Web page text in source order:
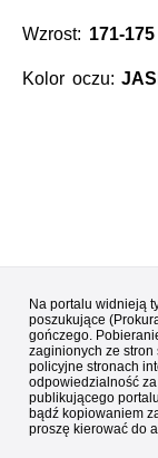
Wzrost: 171-
Kolor oczu:
Na portalu widnieją
poszukujące
gończego.
zaginionych ze
policyjne stronach
odpowiedzialność
publikującego
bądź kopiowaniem
proszę kierować do